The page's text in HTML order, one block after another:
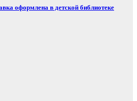
оформлена в детской библиотеке